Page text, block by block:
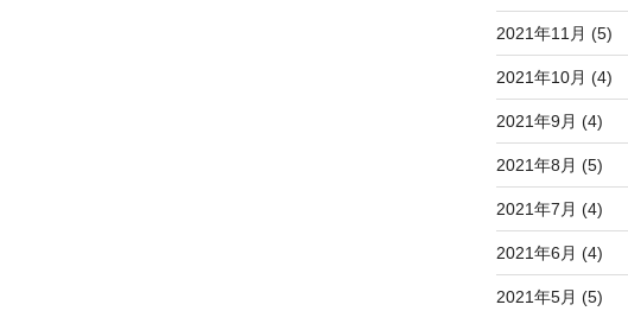
2021年11月 (5)
2021年10月 (4)
2021年9月 (4)
2021年8月 (5)
2021年7月 (4)
2021年6月 (4)
2021年5月 (5)